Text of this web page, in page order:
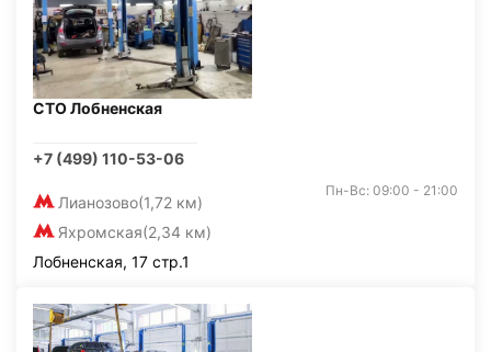
СТО Лобненская
+7 (499) 110-53-06
Лианозово(1,72 км)
Яхромская(2,34 км)
Пн-Вс: 09:00 - 21:00
Лобненская, 17 стр.1